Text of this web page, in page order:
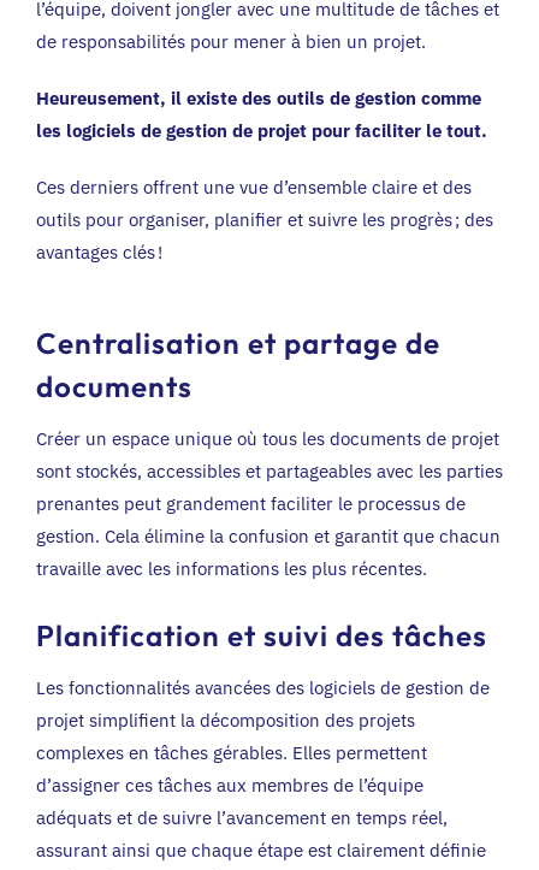
l’équipe, doivent jongler avec une multitude de tâches et
de responsabilités pour mener à bien un projet.
Heureusement, il existe des outils de gestion comme
les logiciels de gestion de projet pour faciliter le tout.
Ces derniers offrent une vue d’ensemble claire et des
outils pour organiser, planifier et suivre les progrès ; des
avantages clés !
Centralisation et partage de
documents
Créer un espace unique où tous les documents de projet
sont stockés, accessibles et partageables avec les parties
prenantes peut grandement faciliter le processus de
gestion. Cela élimine la confusion et garantit que chacun
travaille avec les informations les plus récentes.
Planification et suivi des tâches
Les fonctionnalités avancées des logiciels de gestion de
projet simplifient la décomposition des projets
complexes en tâches gérables. Elles permettent
d’assigner ces tâches aux membres de l’équipe
adéquats et de suivre l’avancement en temps réel,
assurant ainsi que chaque étape est clairement définie